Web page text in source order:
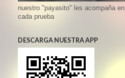
nuestro "payasito" les acompaña en
cada prueba
DESCARGA NUESTRA APP